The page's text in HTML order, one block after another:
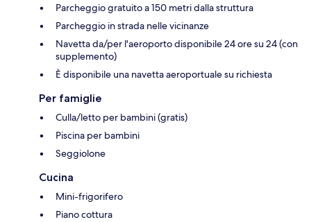
Parcheggio gratuito a 150 metri dalla struttura
Parcheggio in strada nelle vicinanze
Navetta da/per l'aeroporto disponibile 24 ore su 24 (con
supplemento)
È disponibile una navetta aeroportuale su richiesta
Per famiglie
Culla/letto per bambini (gratis)
Piscina per bambini
Seggiolone
Cucina
Mini-frigorifero
Piano cottura